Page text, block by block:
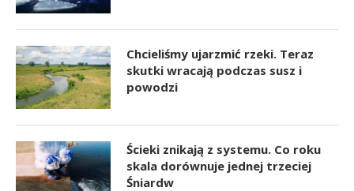
Chcieliśmy ujarzmić rzeki. Teraz
skutki wracają podczas susz i
powodzi
Ścieki znikają z systemu. Co roku
skala dorównuje jednej trzeciej
Śniardw